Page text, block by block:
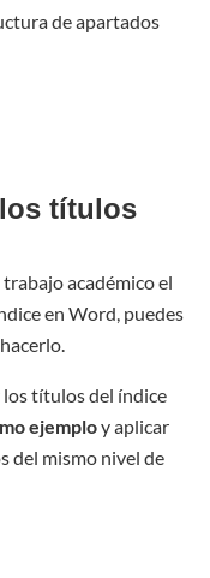
de apartados
títulos
académico el
en Word, puedes
los títulos del índice
ejemploy aplicar
del mismo nivel de